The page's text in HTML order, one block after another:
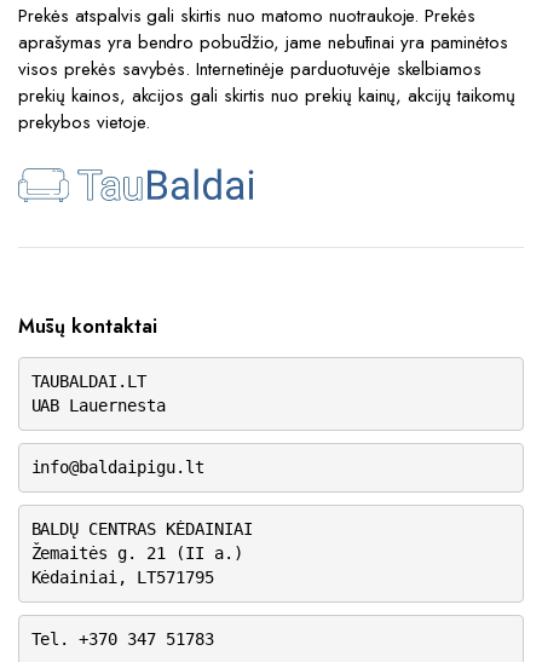
Prekės atspalvis gali skirtis nuo matomo nuotraukoje. Prekės
aprašymas yra bendro pobūdžio, jame nebūtinai yra paminėtos
visos prekės savybės. Internetinėje parduotuvėje skelbiamos
prekių kainos, akcijos gali skirtis nuo prekių kainų, akcijų taikomų
prekybos vietoje.
Mūsų kontaktai
TAUBALDAI.LT
UAB Lauernesta
info@baldaipigu.lt
BALDŲ CENTRAS KĖDAINIAI
Žemaitės g. 21 (II a.)
Kėdainiai, LT571795
Tel. +370 347 51783